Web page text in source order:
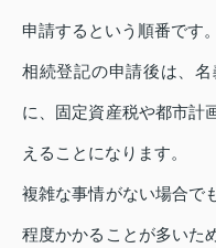
申請するという順番です。
相続登記の申請後は、
に、固定資産税や都市計
えることになります。
複雑な事情がない場合で
程度かかることが多いた